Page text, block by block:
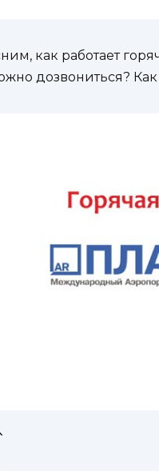
как работает
дозвониться?